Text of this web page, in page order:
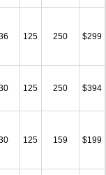
125 250 $299
125 250 $394
125 159 $199